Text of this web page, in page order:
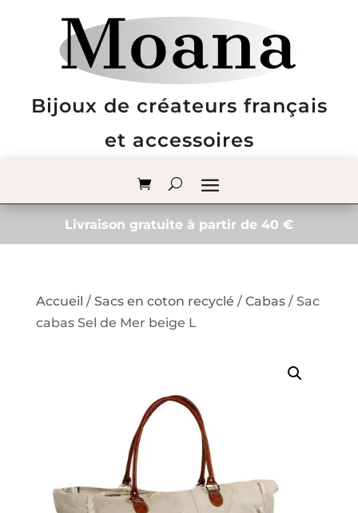
Bijoux de créateurs français
et accessoires
Livraison gratuite à partir de 40 €
Accueil / Sacs en coton recyclé / Cabas/ Sac
cabas Sel de Mer beige L